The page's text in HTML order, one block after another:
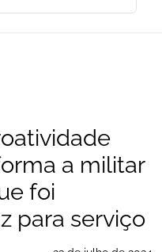
a militar
foi
para serviço